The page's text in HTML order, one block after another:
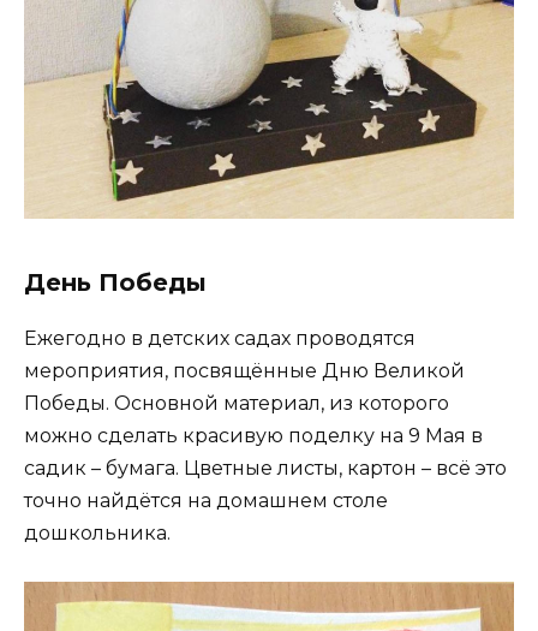
День Победы
Ежегодно в детских садах проводятся
мероприятия, посвящённые Дню Великой
Победы. Основной материал, из которого
можно сделать красивую поделку на 9 Мая в
садик – бумага. Цветные листы, картон – всё это
точно найдётся на домашнем столе
дошкольника.